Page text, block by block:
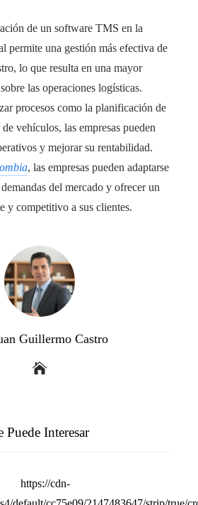
de un software TMS en la
permite una gestión más efectiva de
lo que resulta en una mayor
las operaciones logísticas.
procesos como la planificación de
vehículos, las empresas pueden
y mejorar su rentabilidad.
, las empresas pueden adaptarse
del mercado y ofrecer un
y competitivo a sus clientes.
Guillermo Castro
Puede Interesar